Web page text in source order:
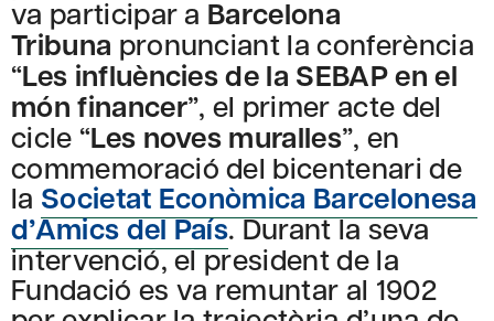
va participar a Barcelona
Tribuna pronunciant la conferència
“Les influències de la SEBAP en el
món financer”, el primer acte del
cicle “Les noves muralles”, en
commemoració del bicentenari de
la Societat Econòmica Barcelonesa
d’Amics del País. Durant la seva
intervenció, el president de la
Fundació es va remuntar al 1902